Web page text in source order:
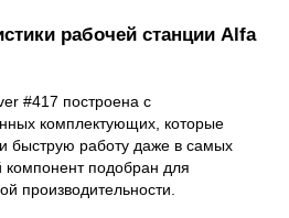
рабочей станции Alfa
#417 построена с
комплектующих, которые
быструю работу даже в самых
подобран для
производительности.